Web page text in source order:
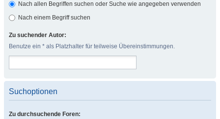
Nach allen Begriffen suchen oder Suche wie angegeben verwenden
Nach einem Begriff suchen
Zu suchender Autor:
Benutze ein * als Platzhalter für teilweise Übereinstimmungen.
Suchoptionen
Zu durchsuchende Foren: